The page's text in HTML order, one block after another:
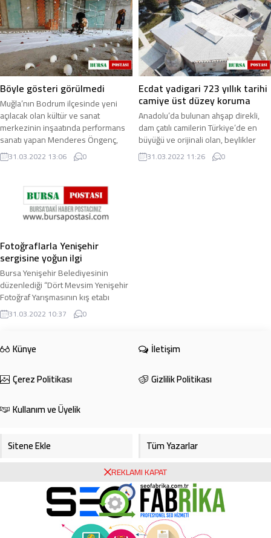
Böyle gösteri görülmedi
Muğla’nın Bodrum ilçesinde yeni
açılacak olan kültür ve sanat
merkezinin inşaatında performans
sanatı yapan Menderes Öngenç,
izleyenleri şoke ...
31.03.2022 13:06 0
Ecdat yadigari 723 yıllık tarihi
camiye üst düzey koruma
Anadolu’da bulunan ahşap direkli,
dam çatılı camilerin Türkiye’de en
büyüğü ve orijinali olan, beylikler
döneminin şaheseri Konya’nın
Beyşehir ...
31.03.2022 11:26 0
Fotoğraflarla Yenişehir
sergisine yoğun ilgi
Bursa Yenişehir Belediyesinin
düzenlediği “Dört Mevsim Yenişehir
Fotoğraf Yarışmasının kış etabı
tamamlandı”. Yenişehir tarihi bina
önünde ...
31.03.2022 10:37 0
Künye
İletişim
Çerez Politikası
Gizlilik Politikası
Kullanım ve Üyelik
Sitene Ekle
Tüm Yazarlar
Foto Galeri
Video Galeri
Bursa Haberleri
REKLAMI KAPAT